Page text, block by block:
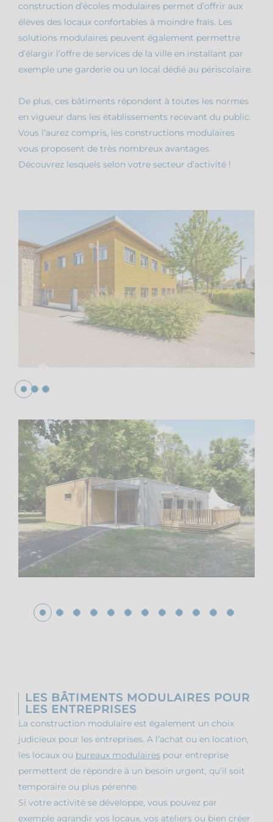
construction d’écoles modulaires permet d’offrir aux
élèves des locaux confortables à moindre frais. Les
solutions modulaires peuvent également permettre
d’élargir l’offre de services de la ville en installant par
exemple une garderie ou un local dédié au périscolaire.
De plus, ces bâtiments répondent à toutes les normes
en vigueur dans les établissements recevant du public.
Vous l’aurez compris, les constructions modulaires
vous proposent de très nombreux avantages.
Découvrez lesquels selon votre secteur d’activité !
LES BÂTIMENTS MODULAIRES POUR
LES ENTREPRISES
La construction modulaire est également un choix
judicieux pour les entreprises. A l’achat ou en location,
les locaux ou bureaux modulaires pour entreprise
permettent de répondre à un besoin urgent, qu’il soit
temporaire ou plus pérenne.
Si votre activité se développe, vous pouvez par
exemple agrandir vos locaux, vos ateliers ou bien créer